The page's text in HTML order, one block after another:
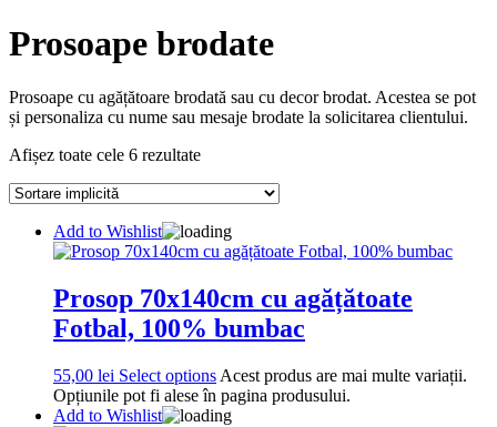
Prosoape brodate
Prosoape cu agățătoare brodată sau cu decor brodat. Acestea se pot
și personaliza cu nume sau mesaje brodate la solicitarea clientului.
Afișez toate cele 6 rezultate
Add to Wishlist
Prosop 70x140cm cu agățătoate
Fotbal, 100% bumbac
55,00 lei Select options Acest produs are mai multe variații.
Opțiunile pot fi alese în pagina produsului.
Add to Wishlist